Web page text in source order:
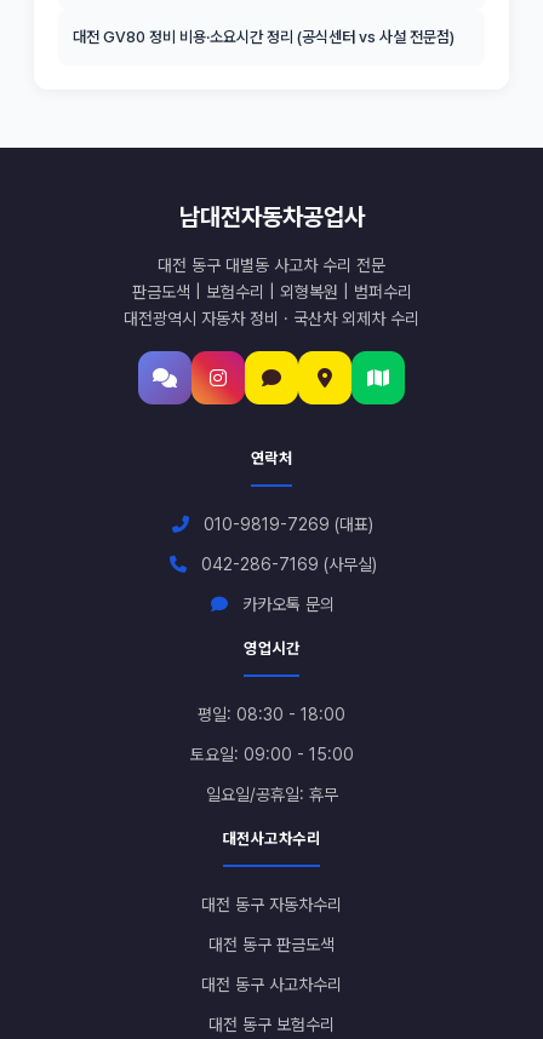
대전 GV80 정비 비용·소요시간 정리 (공식센터 vs 사설 전문점)
남대전자동차공업사
대전 동구 대별동 사고차 수리 전문
판금도색 | 보험수리 | 외형복원 | 범퍼수리
대전광역시 자동차 정비 · 국산차 외제차 수리
연락처
010-9819-7269 (대표)
042-286-7169 (사무실)
카카오톡 문의
영업시간
평일: 08:30 - 18:00
토요일: 09:00 - 15:00
일요일/공휴일: 휴무
대전사고차수리
대전 동구 자동차수리
대전 동구 판금도색
대전 동구 사고차수리
대전 동구 보험수리